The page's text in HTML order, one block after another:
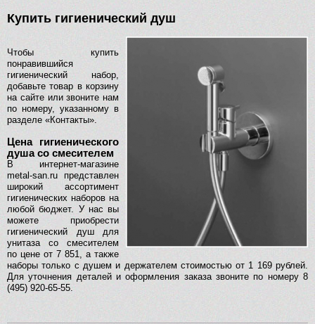
Купить гигиенический душ
Чтобы купить
понравившийся
гигиенический набор,
добавьте товар в корзину
на сайте или звоните нам
по номеру, указанному в
разделе «Контакты».
Цена гигиенического
душа со смесителем
В интернет-магазине
metal-san.ru представлен
широкий ассортимент
гигиенических наборов на
любой бюджет. У нас вы
можете приобрести
гигиенический душ для
унитаза со смесителем
по цене от 7 851, а также
наборы только с душем и держателем стоимостью от 1 169 рублей.
Для уточнения деталей и оформления заказа звоните по номеру 8
(495) 920-65-55.